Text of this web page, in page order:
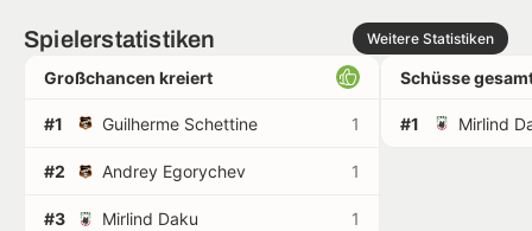
Spielerstatistiken Weitere Statistiken
Großchancen kreiert
#1 Guilherme Schettine 1
#2 Andrey Egorychev 1
#3 Mirlind Daku 1
Schüsse
#1 Mirlind